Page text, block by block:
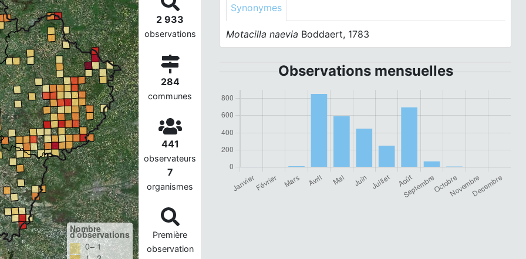
Nombre
d'observations
0– 1
2 933
observations
284
communes
441
observateurs
7
organismes
Première
observation
Synonymes
Motacilla naevia Boddaert, 1783
Observations mensuelles